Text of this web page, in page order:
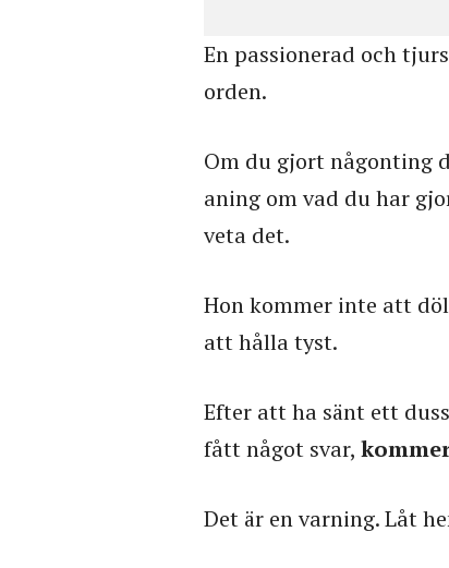
En passionerad och
orden.
Om du gjort någonting
aning om vad du har
veta det.
Hon kommer inte att
att hålla tyst.
Efter att ha sänt ett
fått något svar,
Det är en varning. Låt